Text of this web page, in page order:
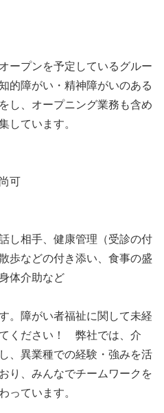
ープンを予定しているグルー
的障がい・精神障がいのある
し、オープニング業務も含め
しています。
可
し相手、健康管理（受診の付
歩などの付き添い、食事の盛
体介助など
。障がい者福祉に関して未経
ください！ 弊社では、介
、異業種での経験・強みを活
り、みんなでチームワークを
っています。